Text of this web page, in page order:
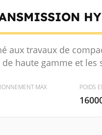
aux travaux de
haute gamme et les
MAX POIDS